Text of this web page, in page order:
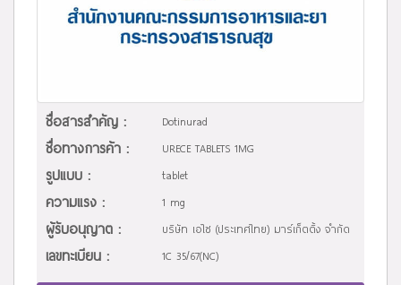
ชื่อสารสำคัญ : Dotinurad
ชื่อทางการค้า : URECE TABLETS 1MG
รูปแบบ : tablet
ความแรง : 1 mg
ผู้รับอนุญาต : บริษัท เอไซ (ประเทศไทย) มาร์เก็ตติ้ง จำกัด
เลขทะเบียน : 1C 35/67(NC)